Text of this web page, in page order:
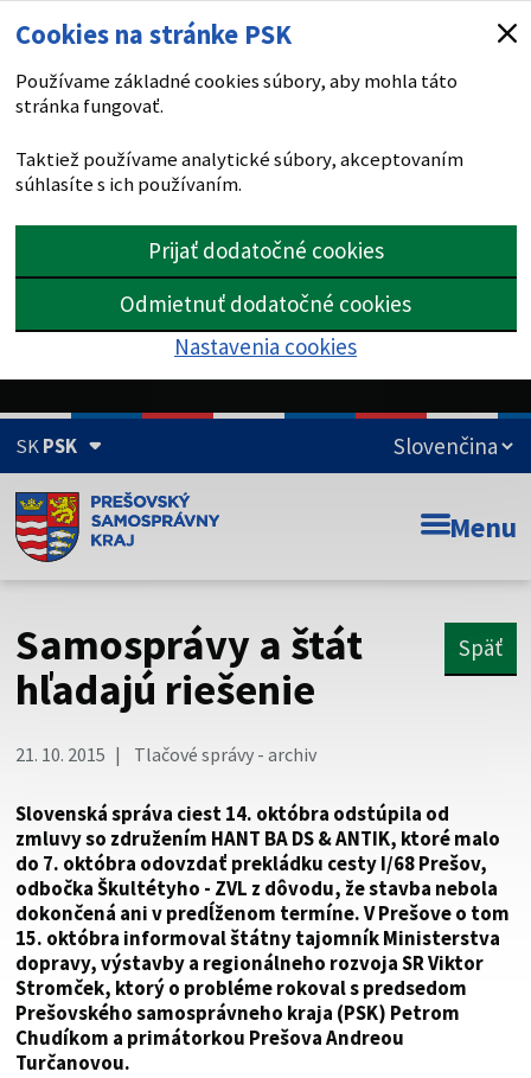
Cookies na stránke PSK
Používame základné cookies súbory, aby mohla táto
stránka fungovať.
Taktiež používame analytické súbory, akceptovaním
súhlasíte s ich používaním.
Prijať dodatočné cookies
Odmietnuť dodatočné cookies
Nastavenia cookies
SKPSK
Doména psk.sk je oficiálna
Toto je oficiálna webová stránka Prešovského
Táto stránka je zabezpečená
cez zabezpečenú webovú stránku. Zabezpečená stránka
vždy začína https:// pred názvom domény webového sídla.
Menu
Samosprávy a štát
hľadajú riešenie
Späť
21. 10. 2015 Tlačové správy - archiv
Slovenská správa ciest 14. októbra odstúpila od
zmluvy so združením HANT BA DS & ANTIK, ktoré malo
do 7. októbra odovzdať prekládku cesty I/68 Prešov,
odbočka Škultétyho - ZVL z dôvodu, že stavba nebola
dokončená ani v predĺženom termíne. V Prešove o tom
15. októbra informoval štátny tajomník Ministerstva
dopravy, výstavby a regionálneho rozvoja SR Viktor
Stromček, ktorý o probléme rokoval s predsedom
Prešovského samosprávneho kraja (PSK) Petrom
Chudíkom a primátorkou Prešova Andreou
Turčanovou.